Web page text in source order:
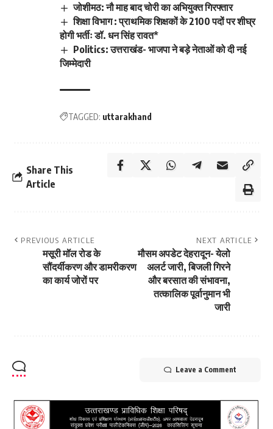
जोशीमठ: नौ माह बाद चोरी का अभियुक्त गिरफ्तार
शिक्षा विभाग : प्राथमिक शिक्षकों के 2100 पदों पर शीघ्र
होगी भर्तीः डॉ. धन सिंह रावत*
Politics: उत्तराखंड- भाजपा ने बड़े नेताओं को दी नई
जिम्मेदारी
TAGGED: uttarakhand
Share This
Article
PREVIOUS ARTICLE
मसूरी मॉल रोड के
सौंदर्यीकरण और डामरीकरण
का कार्य जोरों पर
NEXT ARTICLE
मौसम अपडेट देहरादून- येलो
अलर्ट जारी, बिजली गिरने
और बरसात की संभावना,
तत्कालिक पूर्वानुमान भी
जारी
Leave a Comment